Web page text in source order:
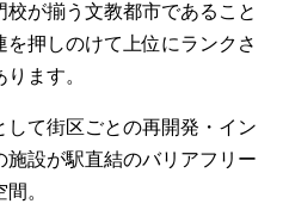
が揃う文教都市であること
押しのけて上位にランクさ
ます。
て街区ごとの再開発・イン
設が駅直結のバリアフリー
。